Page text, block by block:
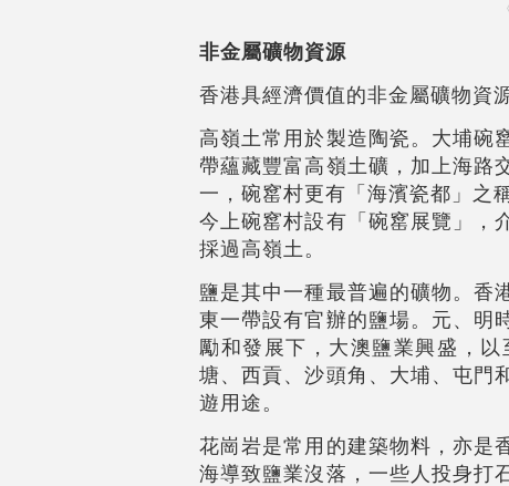
非金屬礦物資源
香港具經濟價值的非金屬礦物資
高嶺土常用於製造陶瓷。大埔碗
帶蘊藏豐富高嶺土礦，加上海路
一，碗窰村更有「海濱瓷都」之
今上碗窰村設有「碗窰展覽」，
採過高嶺土。
鹽是其中一種最普遍的礦物。香
東一帶設有官辦的鹽場。元、明
勵和發展下，大澳鹽業興盛，
塘、西貢、沙頭角、大埔、屯門
遊用途。
花崗岩是常用的建築物料，亦是
海導致鹽業沒落，一些人投身打